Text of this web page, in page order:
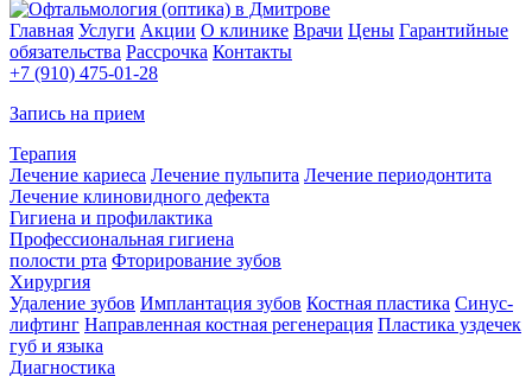
Главная Услуги Акции О клинике Врачи Цены Гарантийные
обязательства Рассрочка Контакты
+7 (910) 475-01-28
Запись на прием
Терапия
Лечение кариеса Лечение пульпита Лечение периодонтита
Лечение клиновидного дефекта
Гигиена и профилактика
Профессиональная гигиена
полости рта Фторирование зубов
Хирургия
Удаление зубов Имплантация зубов Костная пластика Синус-
лифтинг Направленная костная регенерация Пластика уздечек
губ и языка
Диагностика